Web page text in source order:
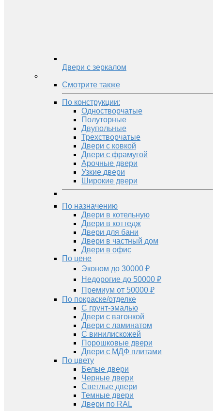
Двери с зеркалом
Смотрите также
По конструкции:
Одностворчатые
Полуторные
Двупольные
Трехстворчатые
Двери с ковкой
Двери с фрамугой
Арочные двери
Узкие двери
Широкие двери
По назначению
Двери в котельную
Двери в коттедж
Двери для бани
Двери в частный дом
Двери в офис
По цене
Эконом до 30000 ₽
Недорогие до 50000 ₽
Премиум от 50000 ₽
По покраске/отделке
С грунт-эмалью
Двери с вагонкой
Двери с ламинатом
С винилискожей
Порошковые двери
Двери с МДФ плитами
По цвету
Белые двери
Черные двери
Светлые двери
Темные двери
Двери по RAL